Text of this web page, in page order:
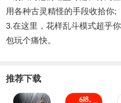
用各种古灵精怪的手段收拾你;
3.在这里，花样乱斗模式超乎
包玩个痛快。
推荐下载